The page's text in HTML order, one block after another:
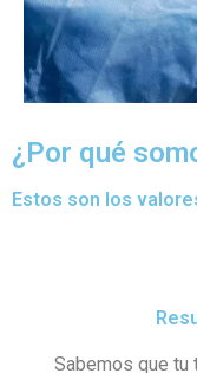
¿Por qué
Estos son los
Sabemos que tu